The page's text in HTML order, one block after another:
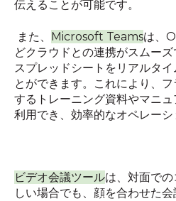
伝えることが可能です。
また、 Microsoft Teamsは、
どクラウドとの連携がスムー
スプレッドシートをリアルタ
とができます。これにより、
するトレーニング資料やマニ
利用でき、効率的なオペレーシ
ビデオ会議ツールは、対面で
しい場合でも、顔を合わせた